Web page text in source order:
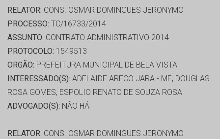
RELATOR: CONS. OSMAR DOMINGUES JERONYMO
PROCESSO: TC/16733/2014
ASSUNTO: CONTRATO ADMINISTRATIVO 2014
PROTOCOLO: 1549513
ORGÃO: PREFEITURA MUNICIPAL DE BELA VISTA
INTERESSADO(S): ADELAIDE ARECO JARA - ME, DOUGLAS
ROSA GOMES, ESPOLIO RENATO DE SOUZA ROSA
ADVOGADO(S): NÃO HÁ
RELATOR: CONS. OSMAR DOMINGUES JERONYMO